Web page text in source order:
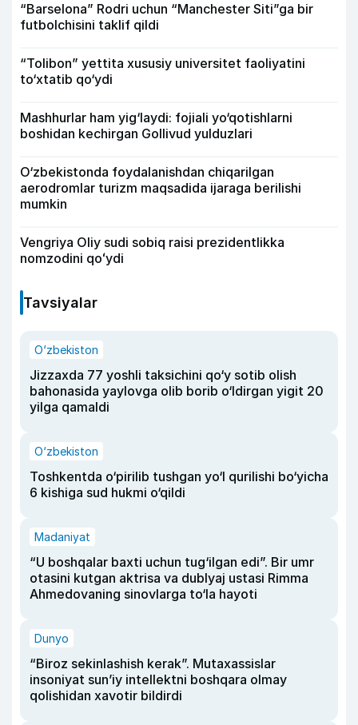
“Barselona” Rodri uchun “Manchester Siti”ga bir
futbolchisini taklif qildi
“Tolibon” yettita xususiy universitet faoliyatini
to‘xtatib qo‘ydi
Mashhurlar ham yig‘laydi: fojiali yo‘qotishlarni
boshidan kechirgan Gollivud yulduzlari
O‘zbekistonda foydalanishdan chiqarilgan
aerodromlar turizm maqsadida ijaraga berilishi
mumkin
Vengriya Oliy sudi sobiq raisi prezidentlikka
nomzodini qoʻydi
Tavsiyalar
O‘zbekiston
Jizzaxda 77 yoshli taksichini qo‘y sotib olish
bahonasida yaylovga olib borib o‘ldirgan yigit 20
yilga qamaldi
O‘zbekiston
Toshkentda o‘pirilib tushgan yo‘l qurilishi bo‘yicha
6 kishiga sud hukmi o‘qildi
Madaniyat
“U boshqalar baxti uchun tug‘ilgan edi”. Bir umr
otasini kutgan aktrisa va dublyaj ustasi Rimma
Ahmedovaning sinovlarga to‘la hayoti
Dunyo
“Biroz sekinlashish kerak”. Mutaxassislar
insoniyat sun’iy intellektni boshqara olmay
qolishidan xavotir bildirdi